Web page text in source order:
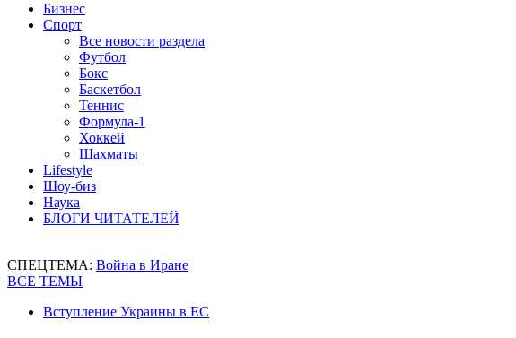
Бизнес
Спорт
Все новости раздела
Футбол
Бокс
Баскетбол
Теннис
Формула-1
Хоккей
Шахматы
Lifestyle
Шоу-биз
Наука
БЛОГИ ЧИТАТЕЛЕЙ
СПЕЦТЕМА: Война в Иране
ВСЕ ТЕМЫ
Вступление Украины в ЕС